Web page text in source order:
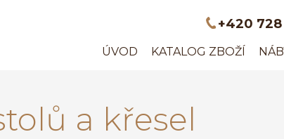
+420
ÚVOD KATALOG ZBOŽÍ
a křesel